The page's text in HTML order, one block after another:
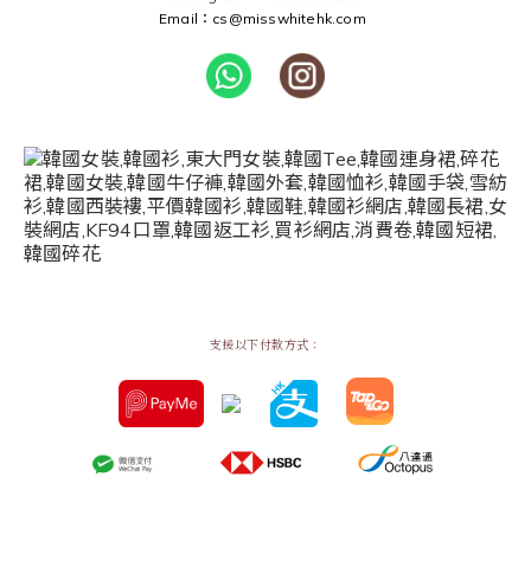
Email：cs@misswhitehk.com
支援以下付款方式：